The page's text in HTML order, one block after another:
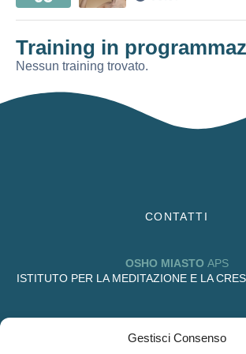
Gestisci Consenso
Training in
Nessun training trovato.
CONTATTI
OSHO MIASTO APS
ISTITUTO PER LA MEDITAZIONE E LA
53031 Casole d’Elsa (SI) Italy